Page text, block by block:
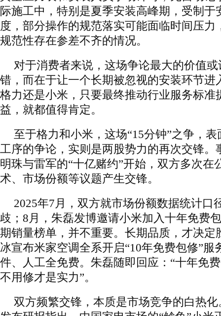
际施工中，特别是夏季安装高峰期，受制于
度，部分操作的规范落实可能面临时间压力
规范性存在参差不齐的情况。
对于消费者来说，这场争论最大的价值
错，而在于让一个长期被忽视的安装环节进
格力还是小米，只要最终推动行业服务标准
益，就都值得肯定。
至于格力和小米，这场“15分钟”之争，
工序的争论，实则是两股势力的再次交锋。
明珠与雷军的“十亿赌约”开始，双方多次在
术、市场份额等议题产生交锋。
2025年7月，双方就市场份额数据统计口
歧；8月，朱磊发博邀请小米加入十年免费
期销量榜单，并不重要。长期品质，才决定
冰宣布米家空调全系开启“10年免费包修”服
件、人工全免费。朱磊随即回应：“十年免
不用修才是实力”。
双方频繁交锋，本质是市场竞争的白热